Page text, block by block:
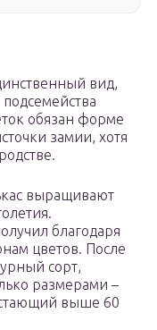
вид,
обязан форме
замии, хотя
выращивают
благодаря
цветов. После
сорт,
размерами –
выше 60